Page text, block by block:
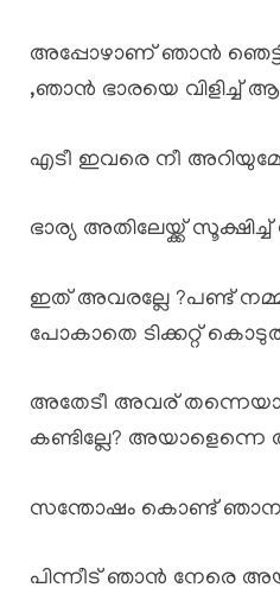
അപ്പോഴാണ് ഞാൻ
,ഞാൻ ഭാരയെ വിളിച്ച്
എടീ ഇവരെ നീ
ഭാര്യ അതിലേയ്ക്ക്
ഇത് അവരല്ലേ ?പണ്ട്
പോകാതെ ടിക്കറ്റ്
അതേടീ അവര്
കണ്ടില്ലേ? അയാളെന്നെ
സന്തോഷം കൊണ്ട്
പിന്നീട് ഞാൻ നേരെ